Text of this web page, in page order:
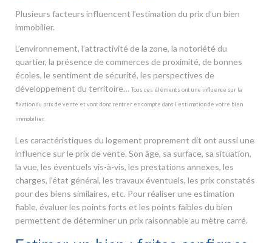
Plusieurs facteurs influencent l’estimation du prix d’un bien
immobilier.
L’environnement, l’attractivité de la zone, la notoriété du
quartier, la présence de commerces de proximité, de bonnes
écoles, le sentiment de sécurité, les perspectives de
développement du territoire… Tous ces éléments ont une influence sur la
fixation du prix de vente et vont donc rentrer en compte dans l’estimation de votre bien
immobilier.
Les caractéristiques du logement proprement dit ont aussi une
influence sur le prix de vente. Son âge, sa surface, sa situation,
la vue, les éventuels vis-à-vis, les prestations annexes, les
charges, l’état général, les travaux éventuels, les prix constatés
pour des biens similaires, etc. Pour réaliser une estimation
fiable, évaluer les points forts et les points faibles du bien
permettent de déterminer un prix raisonnable au mètre carré.